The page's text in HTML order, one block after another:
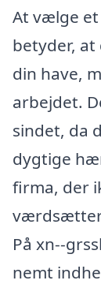
At vælge
betyder,
din have,
arbejdet.
sindet, da
dygtige
firma, der
værdsætter
På xn--
nemt